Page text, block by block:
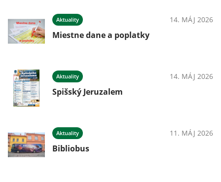
Aktuality 14. MÁJ 2026
Miestne dane a poplatky
Aktuality 14. MÁJ 2026
Spišský Jeruzalem
Aktuality 11. MÁJ 2026
Bibliobus